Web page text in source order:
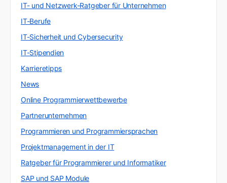
IT- und Netzwerk-Ratgeber für Unternehmen
IT-Berufe
IT-Sicherheit und Cybersecurity
IT-Stipendien
Karrieretipps
News
Online Programmierwettbewerbe
Partnerunternehmen
Programmieren und Programmiersprachen
Projektmanagement in der IT
Ratgeber für Programmierer und Informatiker
SAP und SAP Module